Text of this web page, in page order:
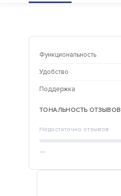
Функциональность
Удобство
Поддержка
ТОНАЛЬНОСТЬ ОТЗЫВОВ
Недостаточно отзывов
—